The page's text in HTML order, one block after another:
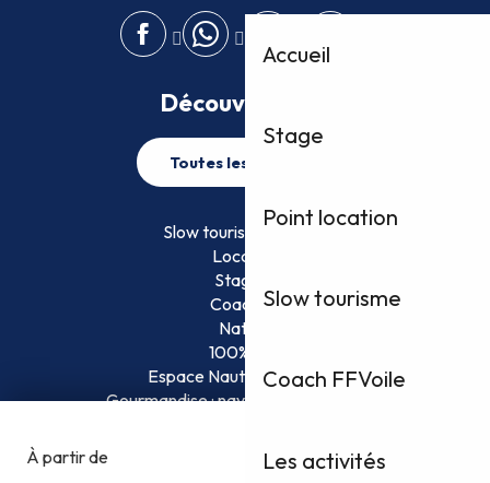
Accueil
Stage
Point location
Slow tourisme
Coach FFVoile
Les activités
Découvrez plus
Toutes les activités
Slow tourisme FFVoile
Location
Stage
Coaching
Nature
100% Fun
Espace Nautique Surveillé
Gourmandise : naviguez et savourez !